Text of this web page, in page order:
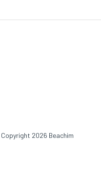
2026 Beachim